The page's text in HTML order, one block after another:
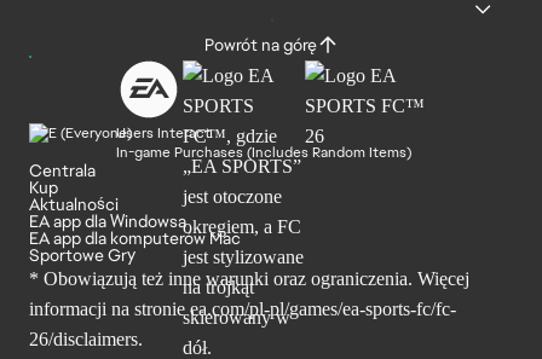
Powrót na górę
Users Interact
In-game Purchases (Includes Random Items)
Centrala
Kup
Aktualności
EA app dla Windowsa
EA app dla komputerów Mac
Sportowe Gry
* Obowiązują też inne warunki oraz ograniczenia. Więcej
informacji na stronie ea.com/pl-pl/games/ea-sports-fc/fc-
26/disclaimers.